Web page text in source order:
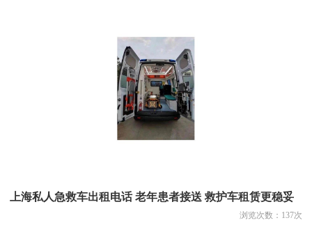
上海私人急救车出租电话 老年患者接送 救护车租赁更稳妥
浏览次数： 137次